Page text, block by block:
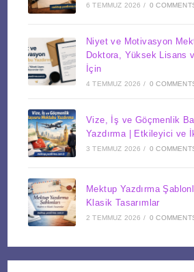
6 TEMMUZ 2026 / 0
Niyet ve Motivasyon
Doktora, Yüksek Lisans
İçin
4 TEMMUZ 2026 / 0
Vize, İş ve Göçmenlik
Yazdırma | Etkileyici ve
3 TEMMUZ 2026 / 0
Mektup Yazdırma
Klasik Tasarımlar
2 TEMMUZ 2026 / 0